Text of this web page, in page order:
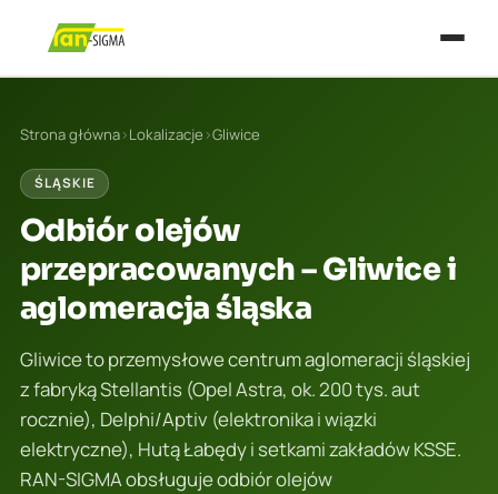
Strona główna›Lokalizacje ›Gliwice
ŚLĄSKIE
Odbiór olejów
przepracowanych – Gliwice i
aglomeracja śląska
Gliwice to przemysłowe centrum aglomeracji śląskiej
z fabryką Stellantis (Opel Astra, ok. 200 tys. aut
rocznie), Delphi/Aptiv (elektronika i wiązki
elektryczne), Hutą Łabędy i setkami zakładów KSSE.
RAN-SIGMA obsługuje odbiór olejów